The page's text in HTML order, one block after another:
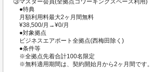
③マスター会員(全拠点コワーキングスペース利用)
●特典
月額利用料最大2ヶ月間無料
¥38,500/月→¥0/月
●対象拠点
ビジネスエアポート全拠点(西梅田除く)
●条件等
※全拠点先着合計100名限定
※無料適用期間は、契約開始月から2ヶ月間です。